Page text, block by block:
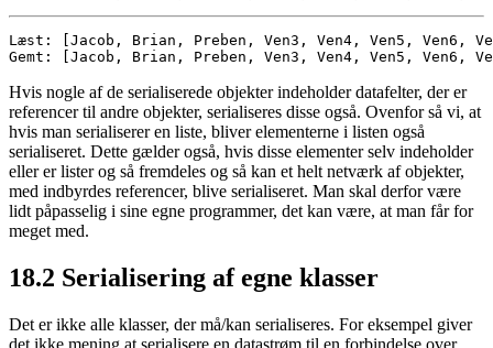
Læst: [Jacob, Brian, Preben, Ven3, Ven4, Ven5, Ven6,
Gemt: [Jacob, Brian, Preben, Ven3, Ven4, Ven5, Ven6,
Hvis nogle af de serialiserede objekter indeholder datafelter, der er
referencer til andre objekter, serialiseres disse også. Ovenfor så vi, at
hvis man serialiserer en liste, bliver elementerne i listen også
serialiseret. Dette gælder også, hvis disse elementer selv indeholder
eller er lister og så fremdeles og så kan et helt netværk af objekter,
med indbyrdes referencer, blive serialiseret. Man skal derfor være
lidt påpasselig i sine egne programmer, det kan være, at man får for
meget med.
18.2 Serialisering af egne klasser
Det er ikke alle klasser, der må/kan serialiseres. For eksempel giver